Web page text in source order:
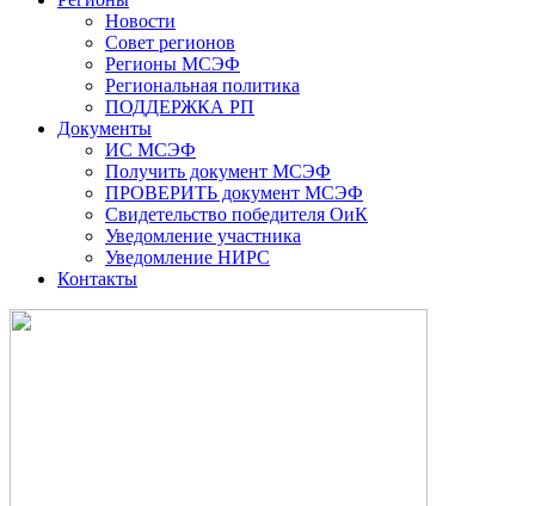
Новости
Совет регионов
Регионы МСЭФ
Региональная политика
ПОДДЕРЖКА РП
Документы
ИС МСЭФ
Получить документ МСЭФ
ПРОВЕРИТЬ документ МСЭФ
Свидетельство победителя ОиК
Уведомление участника
Уведомление НИРС
Контакты